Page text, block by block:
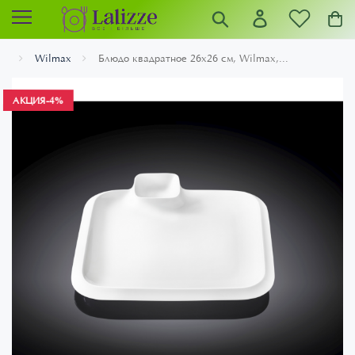
Wilmax Блюдо квадратное 26х26 см, Wilmax,...
АКЦИЯ-4%